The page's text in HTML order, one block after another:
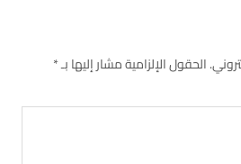
الحقول الإلزامية مشار إليها بـ*